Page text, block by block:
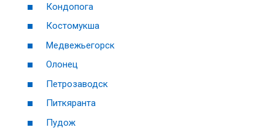
Кондопога
Костомукша
Медвежьегорск
Олонец
Петрозаводск
Питкяранта
Пудож